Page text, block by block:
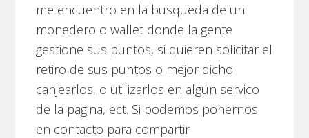
me encuentro en la busqueda de un
monedero o wallet donde la gente
gestione sus puntos, si quieren solicitar el
retiro de sus puntos o mejor dicho
canjearlos, o utilizarlos en algun servico
de la pagina, ect. Si podemos ponernos
en contacto para compartir